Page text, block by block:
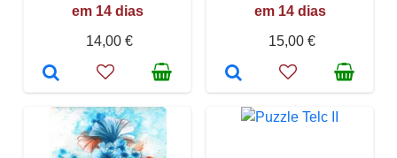
em 14 dias
14,00 €
em 14 dias
15,00 €